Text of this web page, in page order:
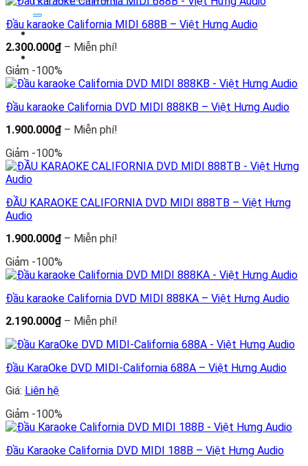
kiếm:
đến
Miễn
phí!
Đầu karaoke California MIDI 688B – Việt Hưng Audio
2.300.000₫ – Miễn phí!
2.300.000₫
đến
Miễn
phí!
Giảm -100%
Đầu karaoke California DVD MIDI 888KB – Việt Hưng Audio
1.900.000₫ – Miễn phí!
1.900.000₫
đến
phí!
Giảm -100%
ĐẦU KARAOKE CALIFORNIA DVD MIDI 888TB – Việt Hưng
Audio
1.900.000₫ – Miễn phí!
1.900.000₫
đến
Miễn
phí!
Giảm -100%
Đầu karaoke California DVD MIDI 888KA – Việt Hưng Audio
2.190.000₫ – Miễn phí!
từ
2.190.000₫
đến
Miễn
Đầu KaraOke DVD MIDI-California 688A – Việt Hưng Audio
Giá: Liên hệ
Giảm -100%
Đầu Karaoke California DVD MIDI 188B – Việt Hưng Audio